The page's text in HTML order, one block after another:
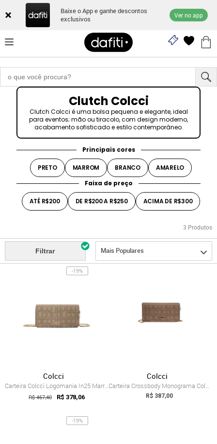
Baixe o App e ganhe descontos
exclusivos
Ver no app
Clutch Colcci
Clutch Colcci é uma bolsa pequena e elegante, ideal
para eventos; mão ou tiracolo, com design moderno,
acabamento sofisticado e estilo contemporâneo.
Principais cores
PRETO MARROM BRANCO
AMARELO
Faixa de preço
ATÉ R$200 DE R$200 A R$250 ACIMA DE R$300
3 Produtos
Filtrar Mais Populares
-19%
Colcci
Carteira Colcci Logomania In25 MarromCaf...
R$ 467,40 R$ 378,06
Colcci
Carteira Crossbody Monograma Colcci Caramelo
R$ 387,00
-19%